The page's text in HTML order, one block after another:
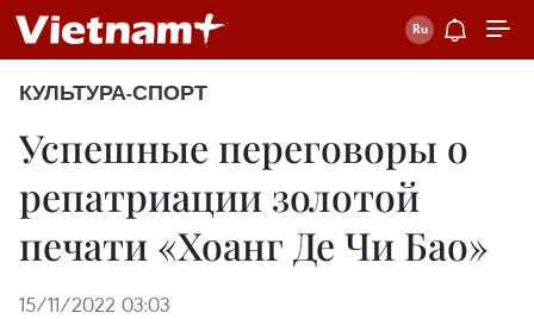
КУЛЬТУРА-СПОРТ
Успешные переговоры о
репатриации золотой
печати «Хоанг Де Чи Бао»
15/11/2022 03:03